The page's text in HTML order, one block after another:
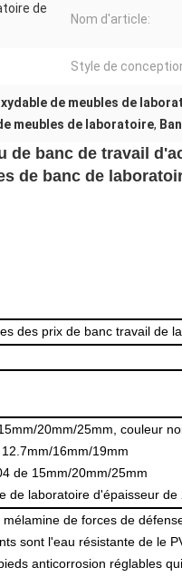
de
Nom d'article:
Style de
de meubles de
meubles de laboratoire,
de banc de travail
de banc de
des prix de banc travail de
20mm/25mm, couleur
16mm/19mm
de 15mm/20mm/25mm
de laboratoire d'épaisseur de
de forces de
sont l'eau résistante de le
anticorrosion réglables